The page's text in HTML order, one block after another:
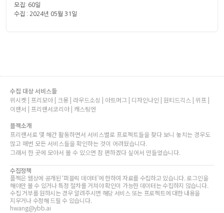
모집: 60일
수집 : 2024년 05월 31일
수집 대상 서비스들
위시켓 | 프리모아 | 크몽 | 라우드소싱 | 아트머그 | 디자인나인 | 원티드긱스 | 위프 |
이랜서 | 프리랜서코리아 | 캐스팅엔
플젝소개
프리랜서로 몇 해간 활동하면서 서비스별로 프로젝트들을 찾다 보니 놓치는 경우도
많고 매번 모든 서비스들을 확인하는 것이 어려웠습니다.
그래서 한 곳에 모아서 볼 수 있으면 참 편하겠다 싶어서 만들었습니다.
수집정책
플젝은 웹상에 공개된 ‘퍼블릭 데이터’에 한하여 자료를 수집하고 있습니다. 로그인을
해야만 볼 수 있거나 특정 절차를 거쳐야 확인이 가능한 데이터는 수집하지 않습니다.
수집 거부를 원하시는 경우 알려주시면 해당 서비스 또는 프로젝트에 대한 내용을
지우거나 수정해 드릴 수 있습니다.
hwang@ybb.ai